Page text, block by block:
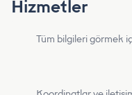
Hizmetler
Tüm bilgileri görmek